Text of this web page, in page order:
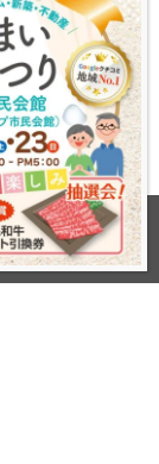
年の老舗. All rights